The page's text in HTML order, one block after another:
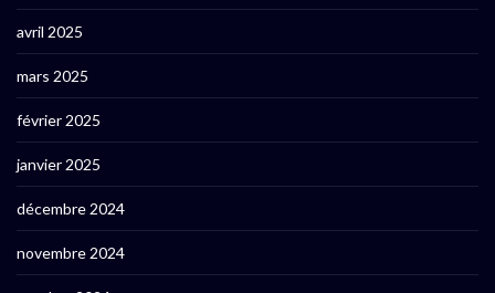
avril 2025
mars 2025
février 2025
janvier 2025
décembre 2024
novembre 2024